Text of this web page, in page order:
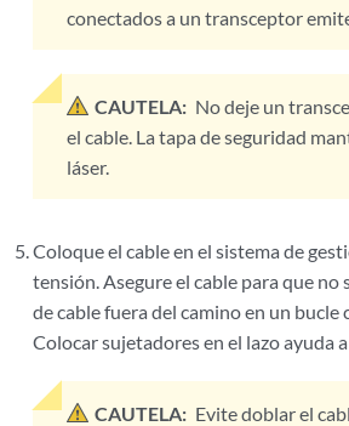
conectados a un transceptor
CAUTELA: No deje un
el cable. La tapa de seguridad
láser.
Coloque el cable en el sistema de
tensión. Asegure el cable para que
de cable fuera del camino en un
Colocar sujetadores en el lazo ayuda
CAUTELA: Evite doblar el